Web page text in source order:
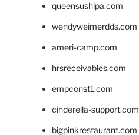
queensushipa.com
wendyweimerdds.com
ameri-camp.com
hrsreceivables.com
empconst1.com
cinderella-support.com
bigpinkrestaurant.com